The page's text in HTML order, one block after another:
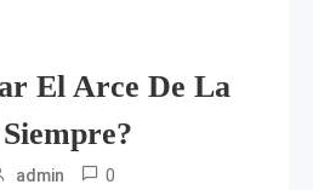
El Arce De La
admin 0